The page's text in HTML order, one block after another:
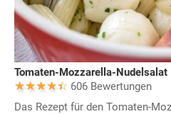
Tomaten-Mozzarella-Nudelsalat
606 Bewertungen
Das Rezept für den Tomaten-